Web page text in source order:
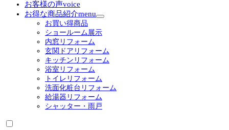
お客様の声voice
お得な商品紹介menu
サ
ブ
ニ
ュ
お買い得商品
ショールーム展示
内窓リフォーム
玄関ドアリフォーム
キッチンリフォーム
浴室リフォーム
トイレリフォーム
洗面化粧台リフォーム
給湯器リフォーム
シャッター・雨戸